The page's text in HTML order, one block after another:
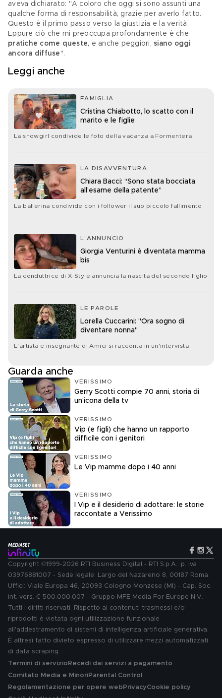
aveva dichiarato: "A coloro che oggi si sono assunti una
qualche forma di responsabilità, grazie per averlo fatto.
Questo è il primo passo verso la giustizia e la verità.
Eppure ciò che mi preoccupa profondamente è che
pratiche come queste, e anche peggiori, siano oggi
ancora diffuse ".
Leggi anche
FAMIGLIA
Cristina Chiabotto, lo scatto con il
marito e le figlie
La showgirl condivide le foto della vacanza a Formentera
LA DISAVVENTURA
Chiara Bacci: “Sono stata bocciata
all’esame della patente”
La ballerina condivide con i follower il suo piccolo fallimento
L'ANNUNCIO
Giorgia Venturini è diventata mamma
bis
La conduttrice di X-Style annuncia la nascita del secondo figlio
LE PAROLE
Lorella Cuccarini: "Ora sogno di
diventare nonna"
L'artista e insegnante di Amici si racconta in un'intervista
Guarda anche
VERISSIMO
Gerry Scotti compie 70 anni, storia di
un'icona della tv
VERISSIMO
Vip (e figli) che hanno un rapporto
difficile con i genitori
VERISSIMO
Le Vip mamme dopo i 40 anni
VERISSIMO
I Vip e il desiderio di adottare: le storie
raccontate a Verissimo
Copyright ©1999-2026 RTI Business Digital - RTI S.p.A.: p. iva
03976881007 - Sede legale: Largo del Nazareno 8, 00187 Roma.
Uffici: Viale Europa 46, 20093 Cologno Monzese (MI) - Cap. Soc.
int. vers. € 500.000.007 - Gruppo MFE Media For Europe N.V. -
Tutti i diritti riservati. Rispetto ai contenuti trasmessi e/o
riprodotti è vietata ogni utilizzazione funzionale
all'addestramento di sistemi di intelligenza artificiale generativa.
È altresì fatto divieto espresso di utilizzare mezzi automatizzati
di data scraping.
Termini di servizio Recedi dai servizi a pagamento
Comitato Media e MinoriParental Control
Regolamentazione per opere web PrivacyCookie policy